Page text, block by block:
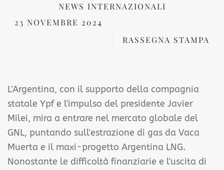
NEWS INTERNAZIONALI
23 NOVEMBRE 2024
RASSEGNA STAMPA
L'Argentina, con il supporto della compagnia
statale Ypf e l'impulso del presidente Javier
Milei, mira a entrare nel mercato globale del
GNL, puntando sull'estrazione di gas da Vaca
Muerta e il maxi-progetto Argentina LNG.
Nonostante le difficoltà finanziarie e l'uscita di